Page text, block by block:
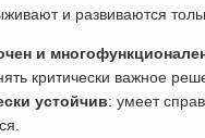
и развиваются
и
критически важное
устойчив: умеет